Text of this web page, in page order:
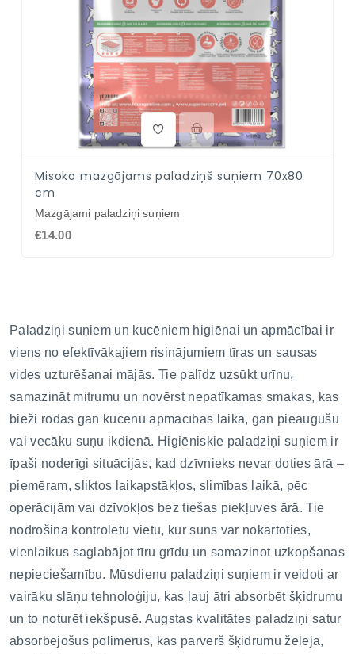
Misoko mazgājams paladziņš suņiem 70x80
cm
Mazgājami paladziņi suņiem
€14.00
Paladziņi suņiem un kucēniem higiēnai un apmācībai ir
viens no efektīvākajiem risinājumiem tīras un sausas
vides uzturēšanai mājās. Tie palīdz uzsūkt urīnu,
samazināt mitrumu un novērst nepatīkamas smakas, kas
bieži rodas gan kucēnu apmācības laikā, gan pieaugušu
vai vecāku suņu ikdienā. Higiēniskie paladziņi suņiem ir
īpaši noderīgi situācijās, kad dzīvnieks nevar doties ārā –
piemēram, sliktos laikapstākļos, slimības laikā, pēc
operācijām vai dzīvokļos bez tiešas piekļuves ārā. Tie
nodrošina kontrolētu vietu, kur suns var nokārtoties,
vienlaikus saglabājot tīru grīdu un samazinot uzkopšanas
nepieciešamību. Mūsdienu paladziņi suņiem ir veidoti ar
vairāku slāņu tehnoloģiju, kas ļauj ātri absorbēt šķidrumu
un to noturēt iekšpusē. Augstas kvalitātes paladziņi satur
absorbējošus polimērus, kas pārvērš šķidrumu želejā,